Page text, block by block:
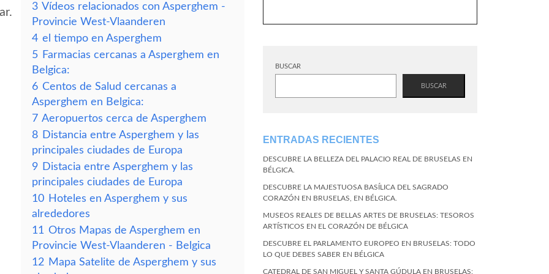
3 Vídeos relacionados con Asperghem -
Provincie West-Vlaanderen
4 el tiempo en Asperghem
5 Farmacias cercanas a Asperghem en
Belgica:
6 Centos de Salud cercanas a
Asperghem en Belgica:
7 Aeropuertos cerca de Asperghem
8 Distancia entre Asperghem y las
principales ciudades de Europa
9 Distacia entre Asperghem y las
principales ciudades de Europa
10 Hoteles en Asperghem y sus
alrededores
11 Otros Mapas de Asperghem en
Provincie West-Vlaanderen - Belgica
12 Mapa Satelite de Asperghem y sus
BUSCAR
BUSCAR
ENTRADAS RECIENTES
DESCUBRE LA BELLEZA DEL PALACIO REAL DE BRUSELAS EN
BÉLGICA.
DESCUBRE LA MAJESTUOSA BASÍLICA DEL SAGRADO
CORAZÓN EN BRUSELAS, EN BÉLGICA.
MUSEOS REALES DE BELLAS ARTES DE BRUSELAS: TESOROS
ARTÍSTICOS EN EL CORAZÓN DE BÉLGICA
DESCUBRE EL PARLAMENTO EUROPEO EN BRUSELAS: TODO
LO QUE DEBES SABER EN BÉLGICA
CATEDRAL DE SAN MIGUEL Y SANTA GÚDULA EN BRUSELAS: